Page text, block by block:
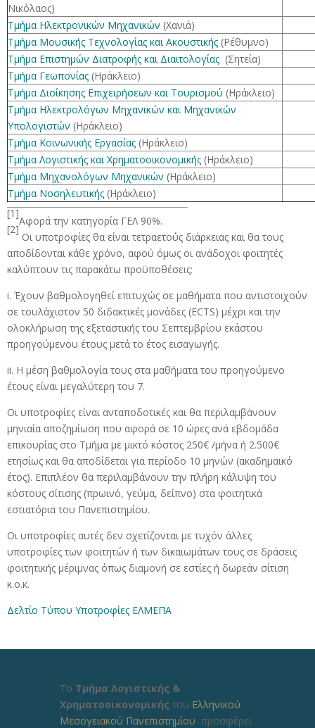
Νικόλαος)
Τμήμα Ηλεκτρονικών Μηχανικών (Χανιά)
Τμήμα Μουσικής Τεχνολογίας και Ακουστικής (Ρέθυμνο)
Τμήμα Επιστημών Διατροφής και Διαιτολογίας (Σητεία)
Τμήμα Γεωπονίας (Ηράκλειο)
Τμήμα Διοίκησης Επιχειρήσεων και Τουρισμού (Ηράκλειο)
Τμήμα Ηλεκτρολόγων Μηχανικών και Μηχανικών
Υπολογιστών (Ηράκλειο)
Τμήμα Κοινωνικής Εργασίας (Ηράκλειο)
Τμήμα Λογιστικής και Χρηματοοικονομικής (Ηράκλειο)
Τμήμα Μηχανολόγων Μηχανικών (Ηράκλειο)
Τμήμα Νοσηλευτικής (Ηράκλειο)
[1]
Αφορά την κατηγορία ΓΕΛ 90%.
[2]
Οι υποτροφίες θα είναι τετραετούς διάρκειας και θα τους
αποδίδονται κάθε χρόνο, αφού όμως οι ανάδοχοι φοιτητές
καλύπτουν τις παρακάτω προϋποθέσεις:
i. Έχουν βαθμολογηθεί επιτυχώς σε μαθήματα που αντιστοιχούν
σε τουλάχιστον 50 διδακτικές μονάδες (ECTS) μέχρι και την
ολοκλήρωση της εξεταστικής του Σεπτεμβρίου εκάστου
προηγούμενου έτους μετά το έτος εισαγωγής.
ii. Η μέση βαθμολογία τους στα μαθήματα του προηγούμενο
έτους είναι μεγαλύτερη του 7.
Οι υποτροφίες είναι ανταποδοτικές και θα περιλαμβάνουν
μηνιαία αποζημίωση που αφορά σε 10 ώρες ανά εβδομάδα
επικουρίας στο Τμήμα με μικτό κόστος 250€ /μήνα ή 2.500€
ετησίως και θα αποδίδεται για περίοδο 10 μηνών (ακαδημαϊκό
έτος). Επιπλέον θα περιλαμβάνουν την πλήρη κάλυψη του
κόστους σίτισης (πρωινό, γεύμα, δείπνο) στα φοιτητικά
εστιατόρια του Πανεπιστημίου.
Οι υποτροφίες αυτές δεν σχετίζονται με τυχόν άλλες
υποτροφίες των φοιτητών ή των δικαιωμάτων τους σε δράσεις
φοιτητικής μέριμνας όπως διαμονή σε εστίες ή δωρεάν σίτιση
κ.ο.κ.
Δελτίο Τύπου Υποτροφίες ΕΛΜΕΠΑ
Το Τμήμα Λογιστικής &
Χρηματοοικονομικής του Ελληνικού
Μεσογειακού Πανεπιστημίου προσφέρει